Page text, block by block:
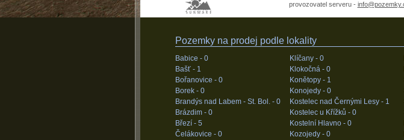
provozovatel serveru -
Pozemky na prodej podle lokality
Babice - 0
Bašť - 1
Bořanovice - 0
Borek - 0
Brandýs nad Labem - St. Bol. - 0
Brázdim - 0
Březí - 5
Čelákovice - 0
Klíčany - 0
Klokočná - 0
Konětopy - 1
Konojedy - 0
Kostelec nad Černými Lesy - 1
Kostelec u Křížků - 0
Kostelní Hlavno - 0
Kozojedy - 0